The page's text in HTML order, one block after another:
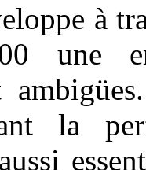
à
une
la